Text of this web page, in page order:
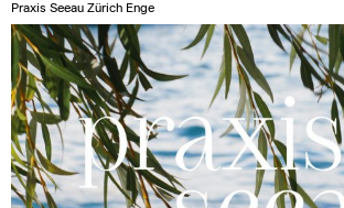
Praxis Seeau Zürich Enge